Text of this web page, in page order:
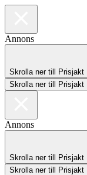
Annons
Skrolla ner till Prisjakt
Skrolla ner till Prisjakt
Annons
Skrolla ner till Prisjakt
Skrolla ner till Prisjakt